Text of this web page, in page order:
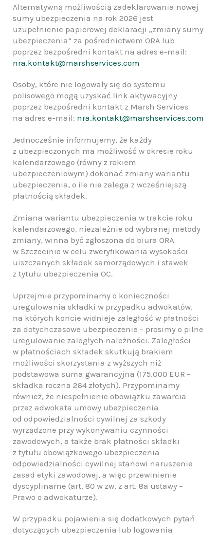
Alternatywną możliwością zadeklarowania nowej
sumy ubezpieczenia na rok 2026 jest
uzupełnienie papierowej deklaracji „zmiany sumy
ubezpieczenia” za pośrednictwem ORA lub
poprzez bezpośredni kontakt na adres e-mail:
nra.kontakt@marshservices.com
Osoby, które nie logowały się do systemu
polisowego mogą uzyskać link aktywacyjny
poprzez bezpośredni kontakt z Marsh Services
na adres e-mail: nra.kontakt@marshservices.com
Jednocześnie informujemy, że każdy
z ubezpieczonych ma możliwość w okresie roku
kalendarzowego (równy z rokiem
ubezpieczeniowym) dokonać zmiany wariantu
ubezpieczenia, o ile nie zalega z wcześniejszą
płatnością składek.
Zmiana wariantu ubezpieczenia w trakcie roku
kalendarzowego, niezależnie od wybranej metody
zmiany, winna być zgłoszona do biura ORA
w Szczecinie w celu zweryfikowania wysokości
uiszczanych składek samorządowych i stawek
z tytułu ubezpieczenia OC.
Uprzejmie przypominamy o konieczności
uregulowania składki w przypadku adwokatów,
na których koncie widnieje zaległość w płatności
za dotychczasowe ubezpieczenie – prosimy o pilne
uregulowanie zaległych należności. Zaległości
w płatnościach składek skutkują brakiem
możliwości skorzystania z wyższych niż
podstawowa suma gwarancyjna (175.000 EUR –
składka roczna 264 złotych). Przypominamy
również, że niespełnienie obowiązku zawarcia
przez adwokata umowy ubezpieczenia
od odpowiedzialności cywilnej za szkody
wyrządzone przy wykonywaniu czynności
zawodowych, a także brak płatności składki
z tytułu obowiązkowego ubezpieczenia
odpowiedzialności cywilnej stanowi naruszenie
zasad etyki zawodowej, a więc przewinienie
dyscyplinarne (art. 80 w zw. z art. 8a ustawy –
Prawo o adwokaturze).
W przypadku pojawienia się dodatkowych pytań
dotyczących ubezpieczenia lub logowania